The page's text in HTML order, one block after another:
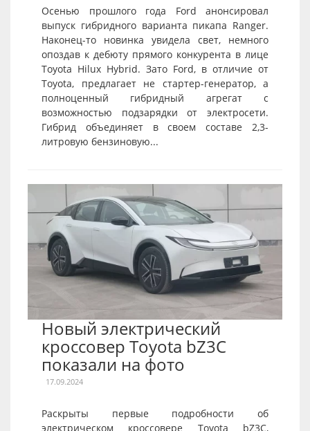
Осенью прошлого года Ford анонсировал
выпуск гибридного варианта пикапа Ranger.
Наконец-то новинка увидела свет, немного
опоздав к дебюту прямого конкурента в лице
Toyota Hilux Hybrid. Зато Ford, в отличие от
Toyota, предлагает не стартер-генератор, а
полноценный гибридный агрегат с
возможностью подзарядки от электросети.
Гибрид объединяет в своем составе 2,3-
литровую бензиновую...
Новый электрический
кроссовер Toyota bZ3C
показали на фото
17.09.2024
Раскрыты первые подробности об
электрическом кроссовере Toyota bZ3C,